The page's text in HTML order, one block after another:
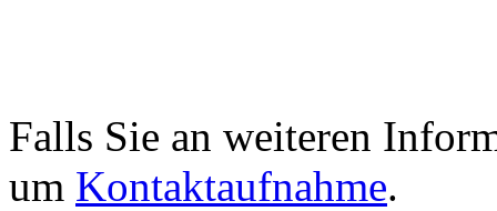
Falls Sie an weiteren
um Kontaktaufnahme.